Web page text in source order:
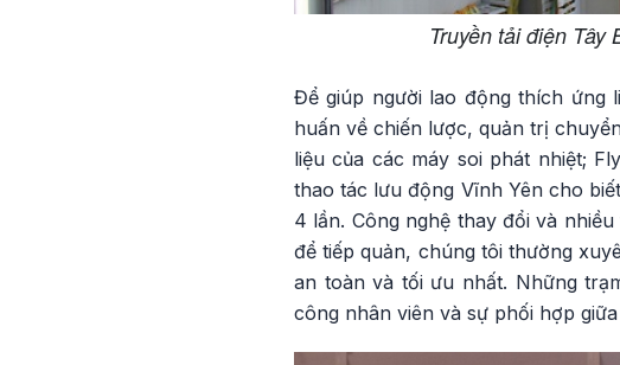
Truyền tải điện
Để giúp người lao động thích ứng
huấn về chiến lược, quản trị
liệu của các máy soi phát nhiệt;
thao tác lưu động Vĩnh Yên cho
4 lần. Công nghệ thay đổi và
để tiếp quản, chúng tôi thường
an toàn và tối ưu nhất. Những
công nhân viên và sự phối hợp